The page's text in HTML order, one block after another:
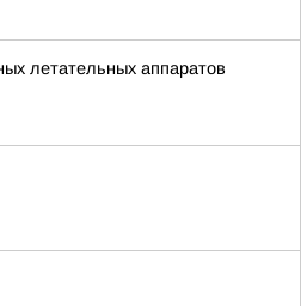
летательных аппаратов